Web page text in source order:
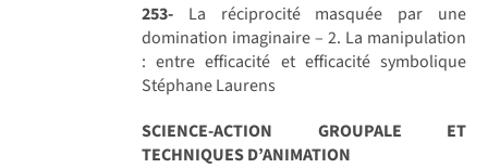
253- La réciprocité masquée par une
domination imaginaire – 2. La manipulation
: entre efficacité et efficacité symbolique
Stéphane Laurens
SCIENCE-ACTION GROUPALE ET
TECHNIQUES D’ANIMATION